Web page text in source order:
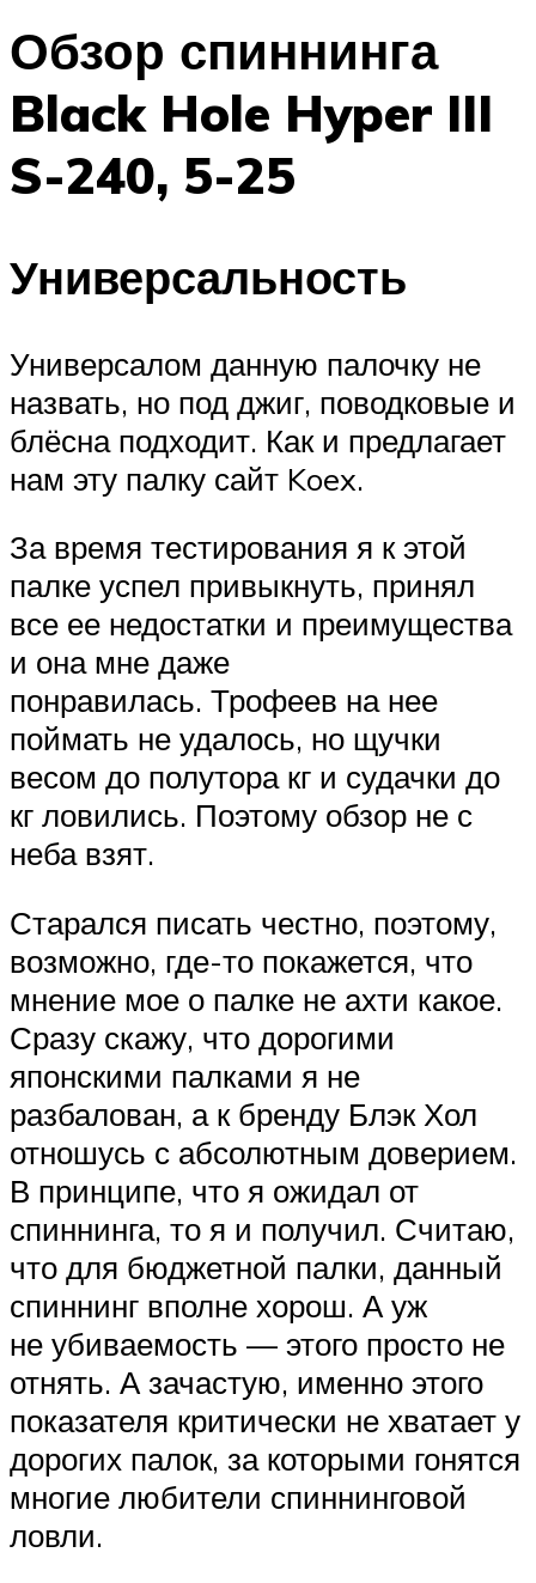
Обзор спиннинга
Black Hole Hyper III
S-240, 5-25
Универсальность
Универсалом данную палочку не
назвать, но под джиг, поводковые и
блёсна подходит. Как и предлагает
нам эту палку сайт Koex.
За время тестирования я к этой
палке успел привыкнуть, принял
все ее недостатки и преимущества
и она мне даже
понравилась. Трофеев на нее
поймать не удалось, но щучки
весом до полутора кг и судачки до
кг ловились. Поэтому обзор не с
неба взят.
Старался писать честно, поэтому,
возможно, где-то покажется, что
мнение мое о палке не ахти какое.
Сразу скажу, что дорогими
японскими палками я не
разбалован, а к бренду Блэк Хол
отношусь с абсолютным доверием.
В принципе, что я ожидал от
спиннинга, то я и получил. Считаю,
что для бюджетной палки, данный
спиннинг вполне хорош. А уж
не убиваемость — этого просто не
отнять. А зачастую, именно этого
показателя критически не хватает у
дорогих палок, за которыми гонятся
многие любители спиннинговой
ловли.